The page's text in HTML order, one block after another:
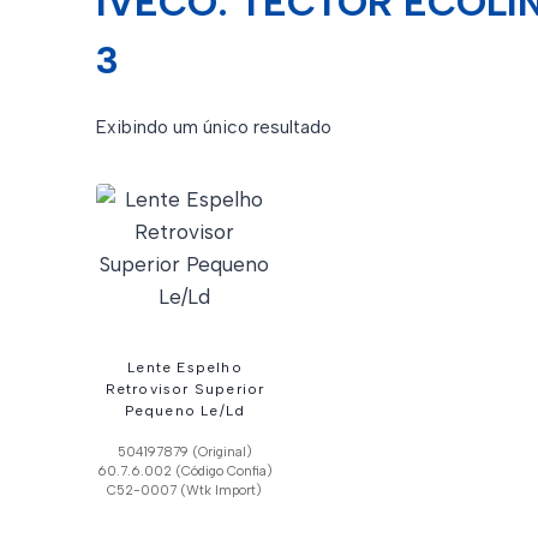
3
Exibindo um único resultado
Lente Espelho
Retrovisor Superior
Pequeno Le/Ld
504197879 (Original)
60.7.6.002 (Código Confia)
C52-0007 (Wtk Import)